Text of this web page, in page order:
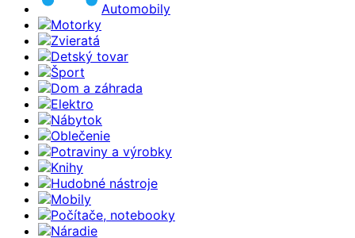
Automobily
Motorky
Zvieratá
Detský tovar
Šport
Dom a záhrada
Elektro
Nábytok
Oblečenie
Potraviny a výrobky
Knihy
Hudobné nástroje
Mobily
Počítače, notebooky
Náradie